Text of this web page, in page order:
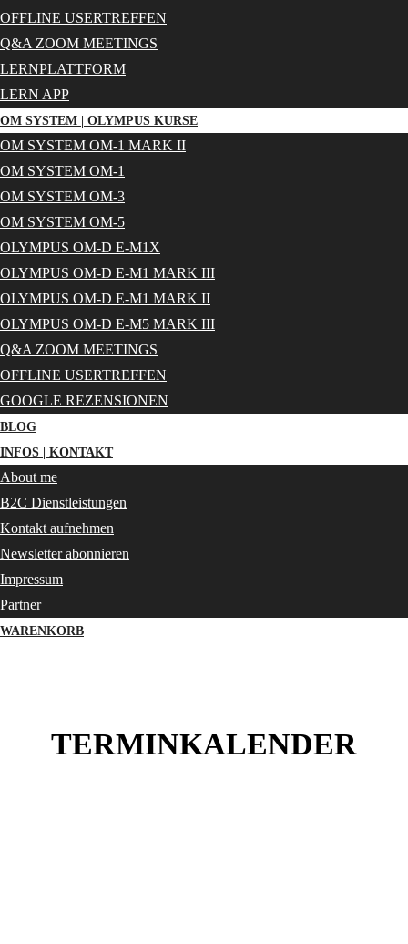
OFFLINE USERTREFFEN
Q&A ZOOM MEETINGS
LERNPLATTFORM
LERN APP
OM SYSTEM | OLYMPUS KURSE
OM SYSTEM OM-1 MARK II
OM SYSTEM OM-1
OM SYSTEM OM-3
OM SYSTEM OM-5
OLYMPUS OM-D E-M1X
OLYMPUS OM-D E-M1 MARK III
OLYMPUS OM-D E-M1 MARK II
OLYMPUS OM-D E-M5 MARK III
Q&A ZOOM MEETINGS
OFFLINE USERTREFFEN
GOOGLE REZENSIONEN
BLOG
INFOS | KONTAKT
About me
B2C Dienstleistungen
Kontakt aufnehmen
Newsletter abonnieren
Impressum
Partner
WARENKORB
TERMINKALENDER